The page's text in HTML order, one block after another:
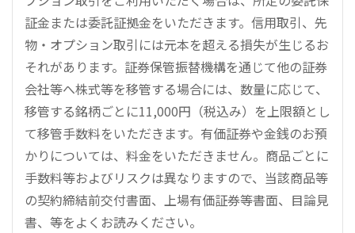
証金または委託証拠金をいただきます。信用取引、先
物・オプション取引には元本を超える損失が生じるお
それがあります。証券保管振替機構を通じて他の証券
会社等へ株式等を移管する場合には、数量に応じて、
移管する銘柄ごとに11,000円（税込み）を上限額とし
て移管手数料をいただきます。有価証券や金銭のお預
かりについては、料金をいただきません。商品ごとに
手数料等およびリスクは異なりますので、当該商品等
の契約締結前交付書面、上場有価証券等書面、目論見
書、等をよくお読みください。